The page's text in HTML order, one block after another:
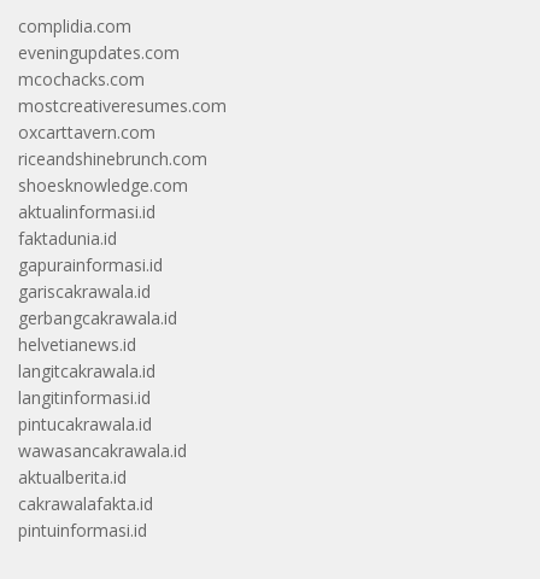
complidia.com
eveningupdates.com
mcochacks.com
mostcreativeresumes.com
oxcarttavern.com
riceandshinebrunch.com
shoesknowledge.com
aktualinformasi.id
faktadunia.id
gapurainformasi.id
gariscakrawala.id
gerbangcakrawala.id
helvetianews.id
langitcakrawala.id
langitinformasi.id
pintucakrawala.id
wawasancakrawala.id
aktualberita.id
cakrawalafakta.id
pintuinformasi.id